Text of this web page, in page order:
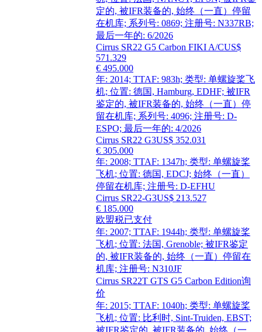
定的, 被IFR装备的, 始终（一直）停留
在机库; 系列号: 0869; 注册号: N337RB;
最后一年的: 6/2026
Cirrus SR22 G5 Carbon FIKI A/CUS$
571.329
€ 495.000
年: 2014; TTAF: 983h; 类型: 单螺旋桨飞
机; 位置: 德国, Hamburg, EDHF; 被IFR
鉴定的, 被IFR装备的, 始终（一直）停
留在机库; 系列号: 4096; 注册号: D-
ESPO; 最后一年的: 4/2026
Cirrus SR22 G3US$ 352.031
€ 305.000
年: 2008; TTAF: 1347h; 类型: 单螺旋桨
飞机; 位置: 德国, EDCJ; 始终（一直）
停留在机库; 注册号: D-EFHU
Cirrus SR22-G3US$ 213.527
€ 185.000
欧盟税已支付
年: 2007; TTAF: 1944h; 类型: 单螺旋桨
飞机; 位置: 法国, Grenoble; 被IFR鉴定
的, 被IFR装备的, 始终（一直）停留在
机库; 注册号: N310JF
Cirrus SR22T GTS G5 Carbon Edition询
价
年: 2015; TTAF: 1040h; 类型: 单螺旋桨
飞机; 位置: 比利时, Sint-Truiden, EBST;